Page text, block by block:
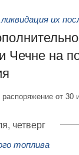
их
Чечне на
от
четверг
топлива